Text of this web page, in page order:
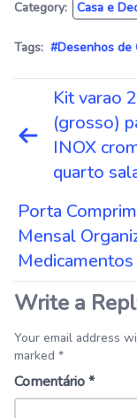
Category: Casa e
Tags: #Desenhos de
Navegação
Post
Kit varao
(grosso)
INOX
quarto
Porta
Mensal
Medicamentos
Write a
Your email address
marked *
Comentário*